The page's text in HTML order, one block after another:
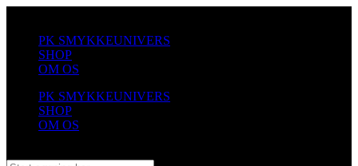
indholdPK SMYKKEUNIVERS
SHOP
OM OS
PK SMYKKEUNIVERS
SHOP
OM OS